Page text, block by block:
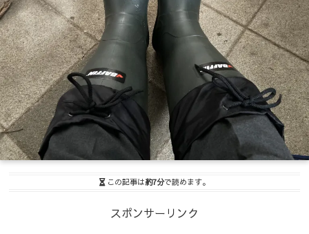
この記事は約7分で読めます。
スポンサーリンク